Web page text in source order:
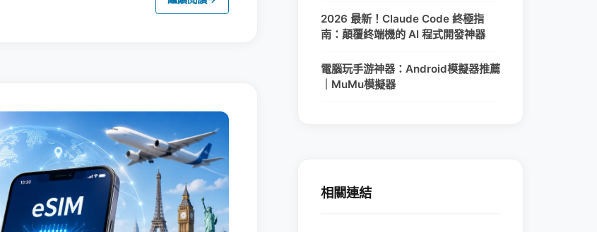
2026 最新！Claude Code 終極指
南：顛覆終端機的 AI 程式開發神器
電腦玩手游神器：Android模擬器推薦
｜MuMu模擬器
相關連結